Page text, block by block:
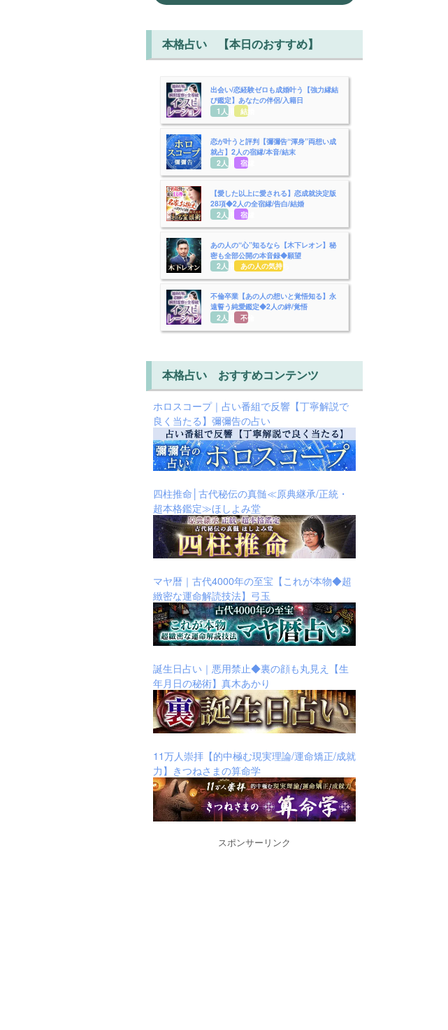
本格占い 【本日のおすすめ】
出会い/恋経験ゼロも成婚叶う【強力縁結
び鑑定】あなたの伴侶/入籍日
1人用 結婚
恋が叶うと評判【彌彌告“渾身”両想い成
就占】2人の宿縁/本音/結末
2人用 宿縁
【愛した以上に愛される】恋成就決定版
28項◆2人の全宿縁/告白/結婚
2人用 宿縁
あの人の“心”知るなら【木下レオン】秘
密も全部公開の本音録◆願望
2人用 あの人の気持ち
不倫卒業【あの人の想いと覚悟知る】永
遠誓う純愛鑑定◆2人の絆/覚悟
2人用
不倫
本格占い おすすめコンテンツ
ホロスコープ｜占い番組で反響【丁寧解説で
良く当たる】彌彌告の占い
四柱推命│古代秘伝の真髄≪原典継承/正統・
超本格鑑定≫ほしよみ堂
マヤ暦｜古代4000年の至宝【これが本物◆超
緻密な運命解読技法】弓玉
誕生日占い｜悪用禁止◆裏の顔も丸見え【生
年月日の秘術】真木あかり
11万人崇拝【的中極む現実理論/運命矯正/成就
力】きつねさまの算命学
スポンサーリンク